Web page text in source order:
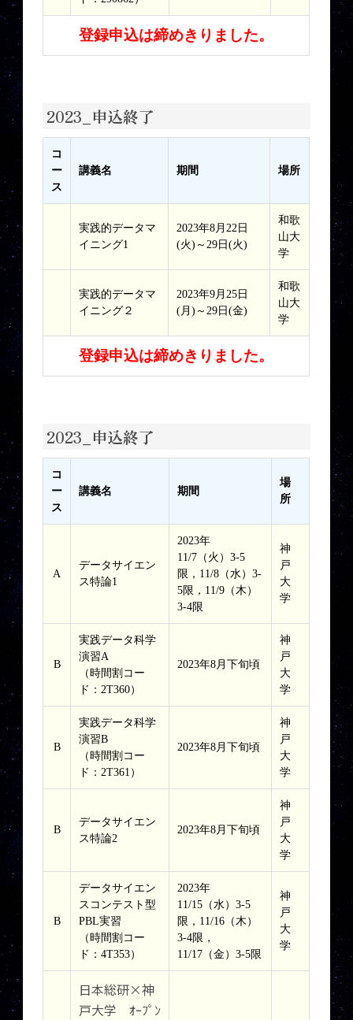
登録申込は締めきりました。
2023_申込終了
コ
ー
ス
講義名 期間 場所
実践的データマ
イニング1
2023年8月22日
(火)～29日(火)
和歌
山大
学
実践的データマ
イニング２
2023年9月25日
(月)～29日(金)
和歌
山大
学
登録申込は締めきりました。
2023_申込終了
コ
ー
ス
講義名 期間
場
所
A
データサイエン
ス特論1
2023年
11/7（火）3-5
限，11/8（水）3-
5限，11/9（木）
3-4限
神
戸
大
学
B
実践データ科学
演習A
（時間割コー
ド：2T360）
2023年8月下旬頃
神
戸
大
学
B
実践データ科学
演習B
（時間割コー
ド：2T361）
2023年8月下旬頃
神
戸
大
学
B
データサイエン
ス特論2
2023年8月下旬頃
神
戸
大
学
B
データサイエン
スコンテスト型
PBL実習
（時間割コー
ド：4T353）
2023年
11/15（水）3-5
限，11/16（木）
3-4限，
11/17（金）3-5限
神
戸
大
学
日本総研×神
戸大学 ｵｰﾌﾟﾝ